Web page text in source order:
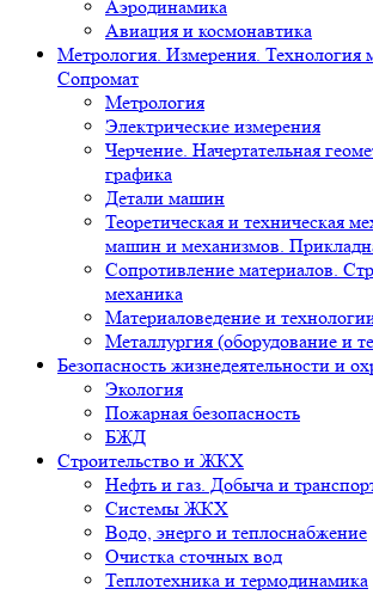
Аэродинамика
Авиация и космонавтика
Метрология. Измерения. Технология
Сопромат
Метрология
Электрические измерения
Черчение. Начертательная
графика
Детали машин
Теоретическая и техническая
машин и механизмов.
Сопротивление материалов.
механика
Материаловедение и
Металлургия (оборудование и
Безопасность жизнедеятельности и
Экология
Пожарная безопасность
БЖД
Строительство и ЖКХ
Нефть и газ. Добыча и
Системы ЖКХ
Водо, энерго и теплоснабжение
Очистка сточных вод
Теплотехника и термодинамика